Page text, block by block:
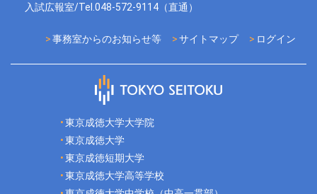
入試広報室/Tel.048-572-9114（直通）
ログイン
サイトマップ
事務室からのお知らせ等
東京成徳大学大学院
東京成徳大学
東京成徳短期大学
東京成徳大学高等学校